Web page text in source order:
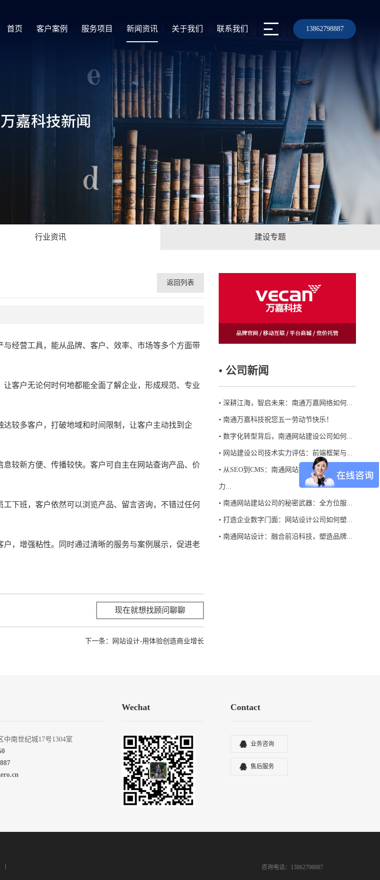
首页 客户案例 服务项目 新闻资讯 关于我们 联系我们 13862798887
行业资讯 建设专题
• 公司新闻
• 深耕江海，智启未来：南通万嘉网络如何...
• 南通万嘉科技祝您五一劳动节快乐！
• 数字化转型背后，南通网站建设公司如何...
• 网站建设公司技术实力评估：前端框架与...
• 从SEO到CMS：南通网站设计公司如何助
力...
• 南通网站建站公司的秘密武器：全方位服...
• 打造企业数字门面：网站设计公司如何塑...
• 南通网站设计：融合前沿科技，塑造品牌...
返回列表
经营工具，能从品牌、客户、效率、市场等多个方面带
客户无论何时何地都能全面了解企业，形成规范、专业
较多客户，打破地域和时间限制，让客户主动找到企
较新方便、传播较快。客户可自主在网站查询产品、价
下班，客户依然可以浏览产品、留言咨询，不错过任何
，增强粘性。同时通过清晰的服务与案例展示，促进老
现在就想找顾问聊聊
下一条： 网站设计-用体验创造商业增长
中南世纪城17号1304室
Wechat Contact
业务咨询
售后服务
咨询电话：13862798887